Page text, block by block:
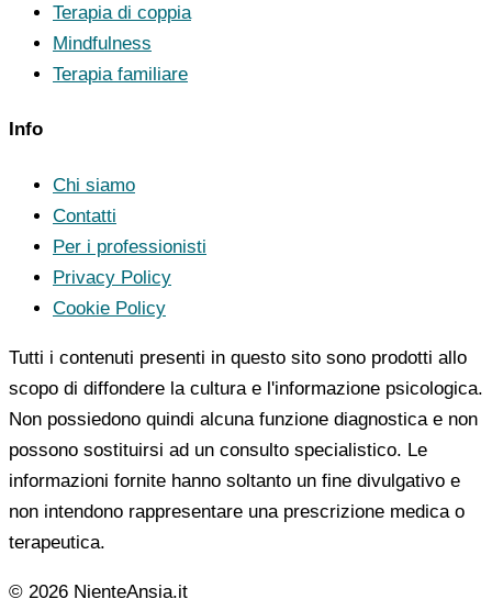
Terapia di coppia
Mindfulness
Terapia familiare
Info
Chi siamo
Contatti
Per i professionisti
Privacy Policy
Cookie Policy
Tutti i contenuti presenti in questo sito sono prodotti allo
scopo di diffondere la cultura e l'informazione psicologica.
Non possiedono quindi alcuna funzione diagnostica e non
possono sostituirsi ad un consulto specialistico. Le
informazioni fornite hanno soltanto un fine divulgativo e
non intendono rappresentare una prescrizione medica o
terapeutica.
© 2026 NienteAnsia.it